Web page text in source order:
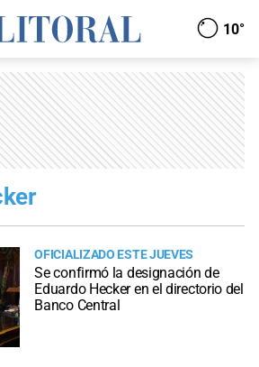
10°
OFICIALIZADO ESTE JUEVES
Se confirmó la designación de
Eduardo Hecker en el directorio del
Banco Central